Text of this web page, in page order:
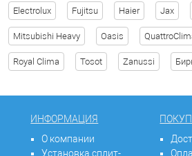
Electrolux Fujitsu Haier Jax
Mitsubishi Heavy Oasis
Royal Clima Tosot Zanussi
ИНФОРМАЦИЯ
О компании
Установка сплит-